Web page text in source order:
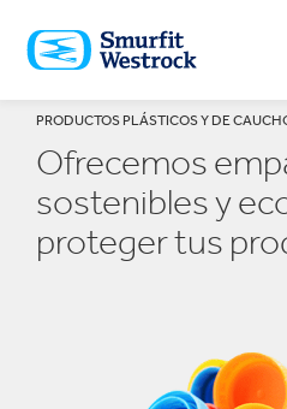
AL
CONTENIDO
PRINCIPAL
PRODUCTOS PLÁSTICOS Y DE
Ofrecemos
sostenibles y
proteger tus